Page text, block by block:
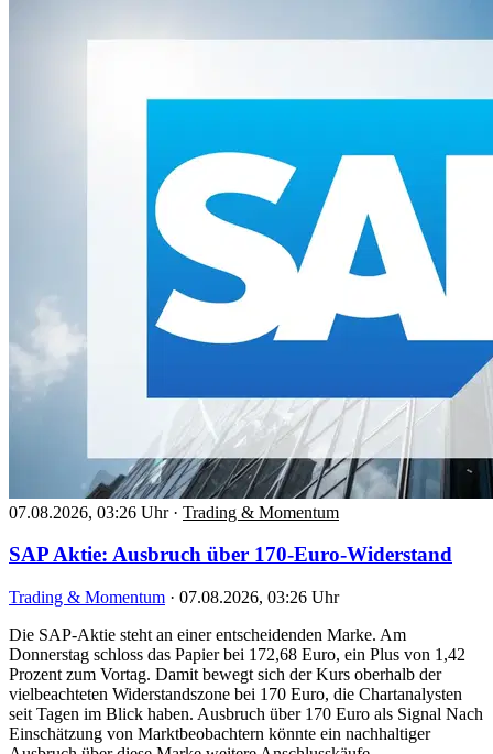
07.08.2026, 03:26 Uhr · Trading & Momentum
SAP Aktie: Ausbruch über 170-Euro-Widerstand
Trading & Momentum · 07.08.2026, 03:26 Uhr
Die SAP-Aktie steht an einer entscheidenden Marke. Am
Donnerstag schloss das Papier bei 172,68 Euro, ein Plus von 1,42
Prozent zum Vortag. Damit bewegt sich der Kurs oberhalb der
vielbeachteten Widerstandszone bei 170 Euro, die Chartanalysten
seit Tagen im Blick haben. Ausbruch über 170 Euro als Signal Nach
Einschätzung von Marktbeobachtern könnte ein nachhaltiger